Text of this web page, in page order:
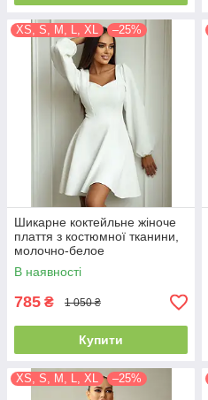
XS, S, M, L, XL –25%
Шикарне коктейльне жіноче
плаття з костюмної тканини,
молочно-белое
В наявності
785 ₴ 1 050 ₴
Купити
XS, S, M, L, XL –25%